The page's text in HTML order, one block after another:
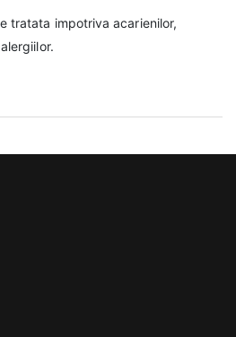
tratata impotriva acarienilor,